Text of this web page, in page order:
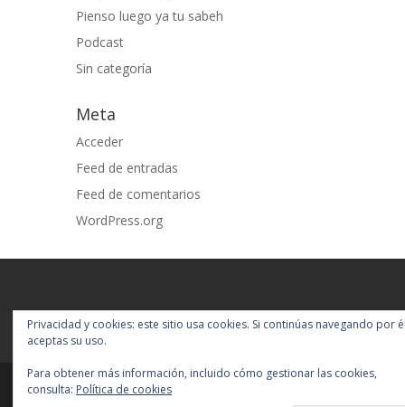
Pienso luego ya tu sabeh
Podcast
Sin categoría
Meta
Acceder
Feed de entradas
Feed de comentarios
WordPress.org
Privacidad y cookies: este sitio usa cookies. Si continúas navegando por
aceptas su uso.
Para obtener más información, incluido cómo gestionar las cookies,
consulta: Política de cookies